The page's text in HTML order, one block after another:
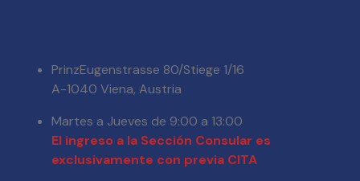
PrinzEugenstrasse 80/Stiege 1/16
A-1040 Viena, Austria
Martes a Jueves de 9:00 a 13:00
El ingreso a la Sección Consular es
exclusivamente con previa CITA